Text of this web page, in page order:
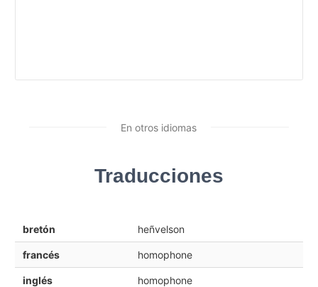
En otros idiomas
Traducciones
bretón heñvelson
francés homophone
inglés homophone